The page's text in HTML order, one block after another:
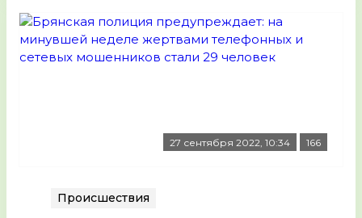
27 сентября 2022, 10:34 166
Происшествия